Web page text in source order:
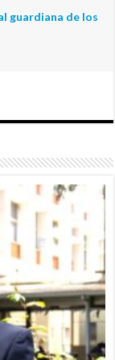
guardiana de los